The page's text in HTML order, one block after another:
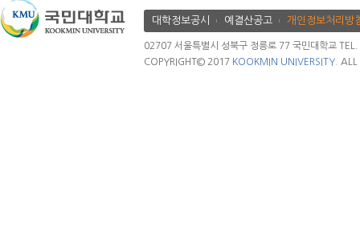
대학정보공시 예결산공고 개인정보처리방
02707 서울특별시 성북구 정릉로 77 국민대학교
COPYRIGHT© 2017 KOOKMIN UNIVERSITY. ALL